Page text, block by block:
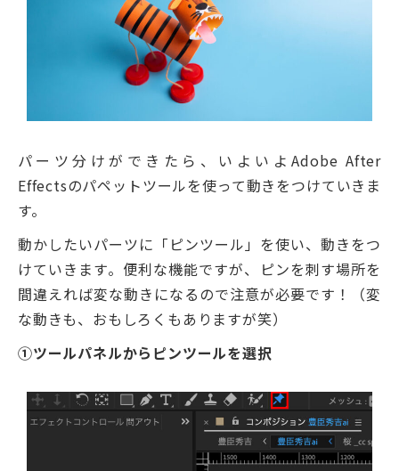
パーツ分けができたら、いよいよAdobe After
Effectsのパペットツールを使って動きをつけていきま
す。
動かしたいパーツに「ピンツール」を使い、動きをつ
けていきます。便利な機能ですが、ピンを刺す場所を
間違えれば変な動きになるので注意が必要です！（変
な動きも、おもしろくもありますが笑）
①ツールパネルからピンツールを選択